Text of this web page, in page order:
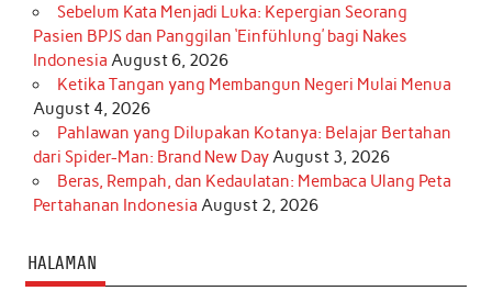
Sebelum Kata Menjadi Luka: Kepergian Seorang
Pasien BPJS dan Panggilan ‘Einfühlung’ bagi Nakes
Indonesia August 6, 2026
Ketika Tangan yang Membangun Negeri Mulai Menua
August 4, 2026
Pahlawan yang Dilupakan Kotanya: Belajar Bertahan
dari Spider-Man: Brand New DayAugust 3, 2026
Beras, Rempah, dan Kedaulatan: Membaca Ulang Peta
Pertahanan Indonesia August 2, 2026
HALAMAN